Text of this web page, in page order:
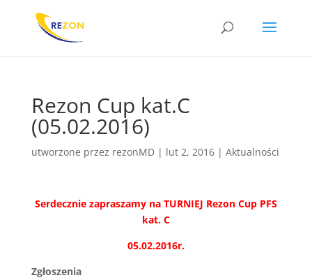
Rezon Cup kat.C
(05.02.2016)
utworzone przez rezonMD| lut 2, 2016| Aktualności
Serdecznie zapraszamy na TURNIEJ Rezon Cup PFS
kat. C
05.02.2016r.
Zgłoszenia